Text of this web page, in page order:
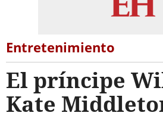
Entretenimiento
El príncipe
Kate